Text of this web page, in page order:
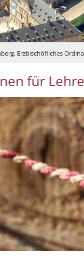
Erzbischöfliches
für